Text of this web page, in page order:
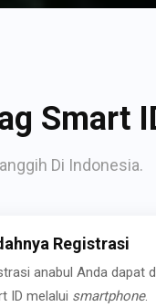
Smart
Di Indonesia.
Registrasi
anabul Anda dapat
ID melalui smartphone.